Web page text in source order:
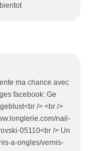
ma chance avec
facebook: Ge
/> <br />
nail-
05110<br /> Un
a-ongles/vernis-